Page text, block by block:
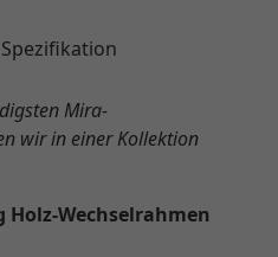
Spezifikation
Mira-
wir in einer Kollektion
Wechselrahmen